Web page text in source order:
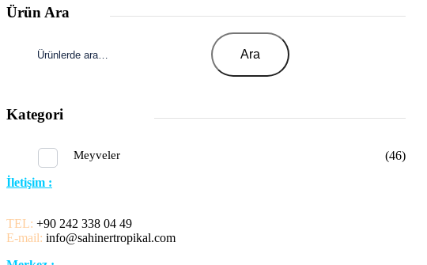
Ürün Ara
Ara
Kategori
Meyveler
(46)
İletişim :
TEL: +90 242 338 04 49
E-mail: info@sahinertropikal.com